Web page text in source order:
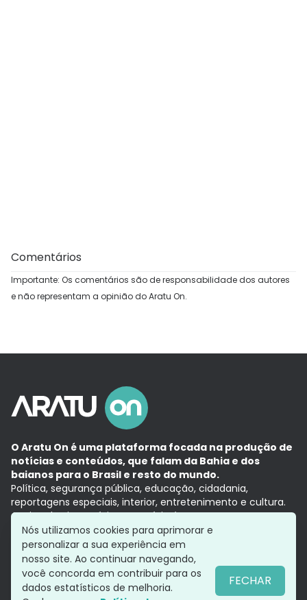
Comentários
Importante: Os comentários são de responsabilidade dos autores
e não representam a opinião do Aratu On.
O Aratu On é uma plataforma focada na produção de
notícias e conteúdos, que falam da Bahia e dos
baianos para o Brasil e resto do mundo.
Política, segurança pública, educação, cidadania,
reportagens especiais, interior, entretenimento e cultura.
Aqui, tudo vira notícia e a notícia é no tempo presente,
com a credibilidade do Grupo Aratu.
Grupo Aratu
Política de privacidade
Siga-nos
Nós utilizamos cookies para aprimorar e
personalizar a sua experiência em
nosso site. Ao continuar navegando,
você concorda em contribuir para os
dados estatísticos de melhoria.
FECHAR